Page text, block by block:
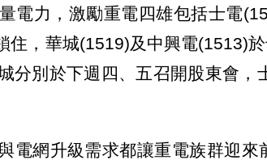
電力，激勵重電四雄包括士電
住，華城(1519)及中興電(1513)
分別於下週四、五召開股東會，
電網升級需求都讓重電族群迎來